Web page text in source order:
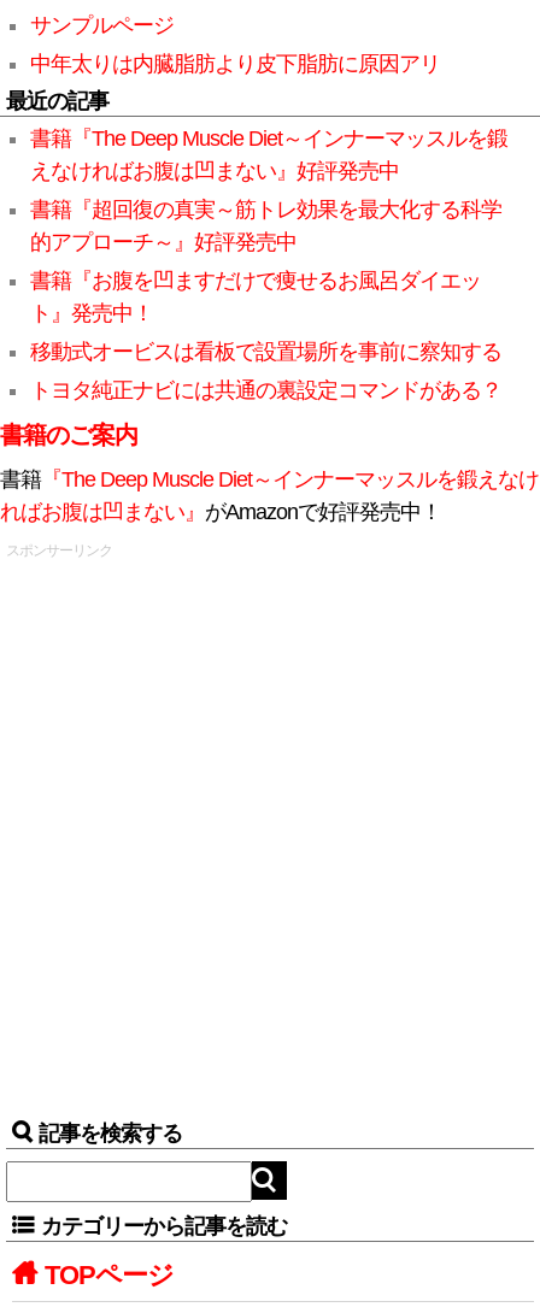
サンプルページ
中年太りは内臓脂肪より皮下脂肪に原因アリ
最近の記事
書籍『The Deep Muscle Diet～インナーマッスルを鍛
えなければお腹は凹まない』好評発売中
書籍『超回復の真実～筋トレ効果を最大化する科学
的アプローチ～』好評発売中
書籍『お腹を凹ますだけで痩せるお風呂ダイエッ
ト』発売中！
移動式オービスは看板で設置場所を事前に察知する
トヨタ純正ナビには共通の裏設定コマンドがある？
書籍のご案内
書籍『The Deep Muscle Diet～インナーマッスルを鍛えなけ
ればお腹は凹まない』 がAmazonで好評発売中！
スポンサーリンク
記事を検索する
カテゴリーから記事を読む
TOPページ